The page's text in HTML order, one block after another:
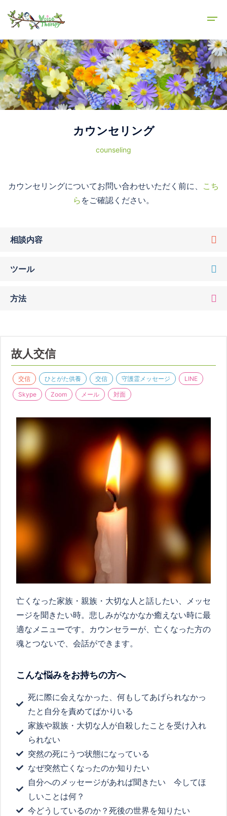
カウンセリング
counseling
カウンセリングについてお問い合わせいただく前に、 こち
ら をご確認ください。
相談内容
ツール
方法
故人交信
交信 ひとがた供養 交信 守護霊メッセージ LINE
Skype Zoom メール 対面
亡くなった家族・親族・大切な人と話したい、メッセ
ージを聞きたい時。悲しみがなかなか癒えない時に最
適なメニューです。カウンセラーが、亡くなった方の
魂とつないで、会話ができます。
こんな悩みをお持ちの方へ
死に際に会えなかった、何もしてあげられなかっ
たと自分を責めてばかりいる
家族や親族・大切な人が自殺したことを受け入れ
られない
突然の死にうつ状態になっている
なぜ突然亡くなったのか知りたい
自分へのメッセージがあれば聞きたい 今してほ
しいことは何？
今どうしているのか？死後の世界を知りたい